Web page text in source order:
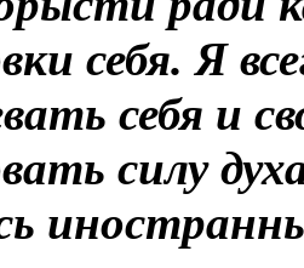
себя. Я
себя и
силу